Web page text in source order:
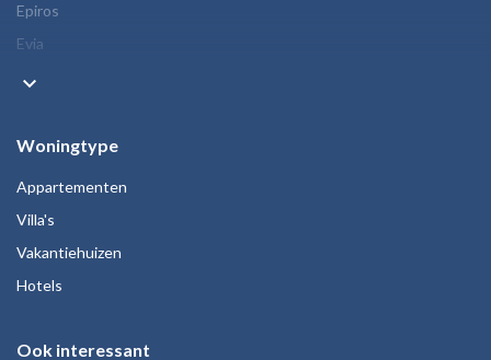
Epiros
Evia
keyboard_arrow_down
Woningtype
Appartementen
Villa's
Vakantiehuizen
Hotels
Ook interessant